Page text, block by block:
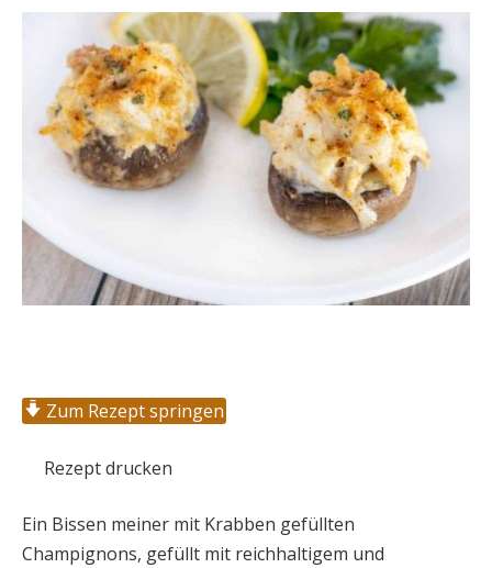
Zum Rezept springen
Rezept drucken
Ein Bissen meiner mit Krabben gefüllten
Champignons, gefüllt mit reichhaltigem und